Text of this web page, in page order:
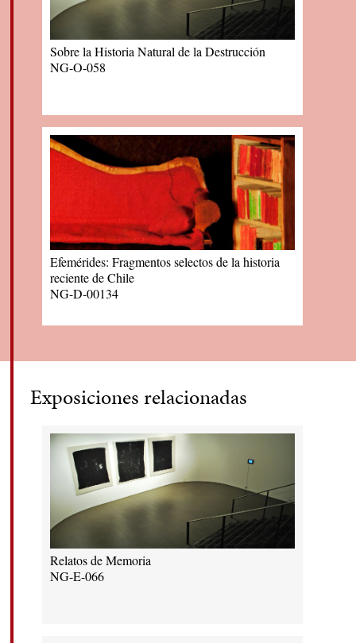
Sobre la Historia Natural de la Destrucción
NG-O-058
Efemérides: Fragmentos selectos de la historia
reciente de Chile
NG-D-00134
Exposiciones relacionadas
Relatos de Memoria
NG-E-066